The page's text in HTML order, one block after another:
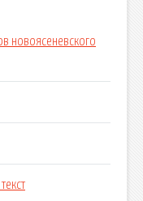
новоясеневского